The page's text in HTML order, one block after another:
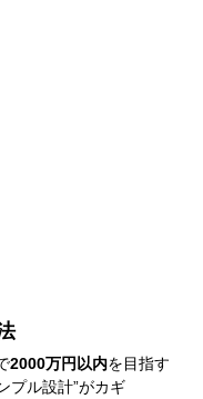
2000万円以内を目指す
プル設計”がカギ